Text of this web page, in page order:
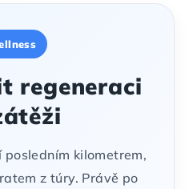
regeneraci
posledním kilometrem,
z túry. Právě po